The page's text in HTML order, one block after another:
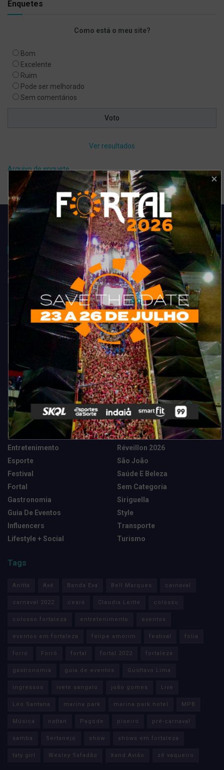
Enquetes
Como está o meu site?
Bom
Excelente
Ruim
Pode ser melhorado
Sem comentários
Ver resultados
Arquivo de enquete
Acompanhe todas as novidades do entretenimento na região de
Fortaleza. Dicas, promoções, coberturas exclusivas e muito mais.
Categorias
Camarote Vip Junino
Cidade
Destaques
Entretenimento
Esporte
Festival
Fortal
Gastronomia
Guia De Eventos
Influencers
Lifestyle + Social
Marketing E Negócios
Música
News Tech
Réveillon 2026
São João
Saúde E Beleza
Sem Categoria
Siriguella
Style
Transporte
Turismo
Tags
Anitta Axé Banda Eva Bell Marques carnaval
carnaval 2022 ceará Claudia Leitte colosso
colosso fortaleza entretenimento eventos
eventos em fortaleza felipe amorim festival folia
forro Forró fortal fortal 2022 fortaleza
gastronomia guia de eventos Gusttavo Lima
ingressos ivete sangalo joão gomes Live
Léo Santana marina park marina park hotel MPB
Música nattan Pagode piseiro pré-carnaval
samba Sertanejo show shows em fortaleza
taty girl Wesley Safadão Xand Avião zé vaqueiro